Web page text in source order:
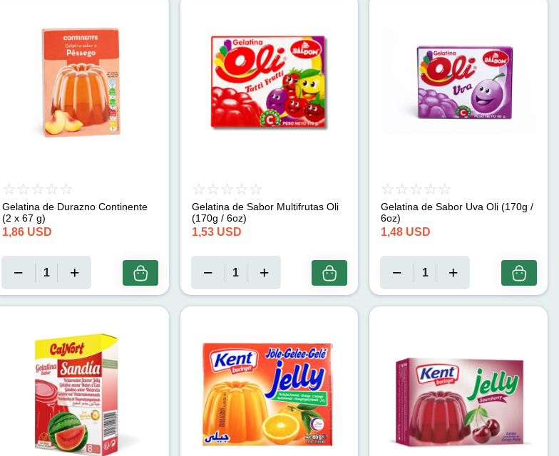
Gelatina de Durazno Continente
(2 x 67 g)
1,86 USD
Gelatina de Sabor Multifrutas Oli
(170g / 6oz)
1,53 USD
Gelatina de Sabor Uva Oli (170g /
6oz)
1,48 USD